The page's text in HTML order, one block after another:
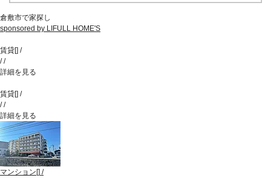
倉敷市で家探し
sponsored by LIFULL HOME'S
賃貸[] /
//
詳細を見る
賃貸[] /
//
詳細を見る
マンション [] /